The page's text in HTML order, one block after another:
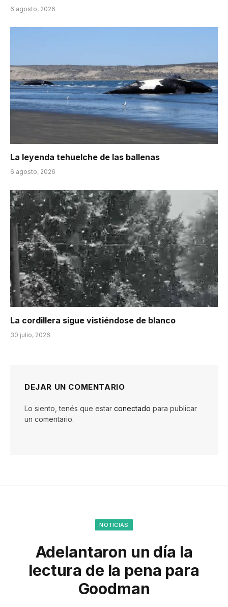
6 agosto, 2026
La leyenda tehuelche de las ballenas
6 agosto, 2026
La cordillera sigue vistiéndose de blanco
30 julio, 2026
DEJAR UN COMENTARIO
Lo siento, tenés que estar conectado para publicar
un comentario.
NOTICIAS
Adelantaron un día la
lectura de la pena para
Goodman